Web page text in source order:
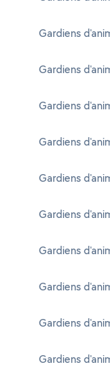
Gardiens
Gardiens
Gardiens
Gardiens
Gardiens
Gardiens
Gardiens
Gardiens
Gardiens
Gardiens